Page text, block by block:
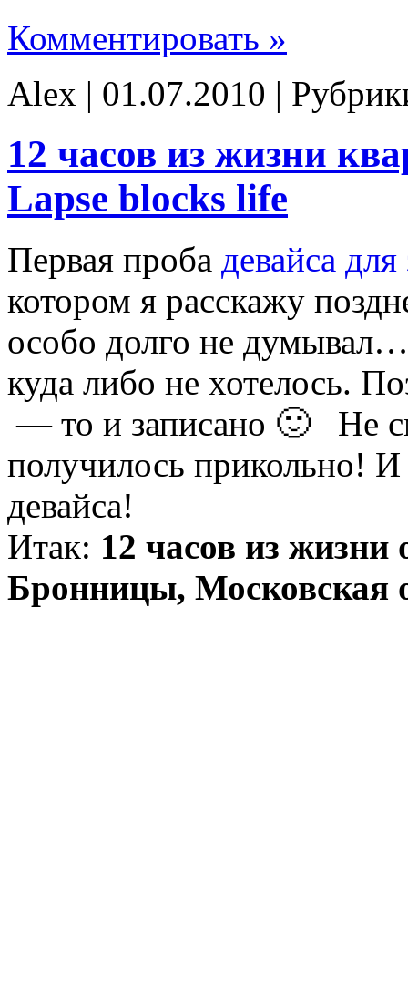
Комментировать »
Alex | 01.07.2010 |
12 часов из жизни
Lapse blocks life
Первая проба девайса
котором я расскажу
особо долго не
куда либо не хотелось.
— то и записано 🙂 Не
получилось прикольно! И
девайса!
Итак: 12 часов из жизни
Бронницы, Московская